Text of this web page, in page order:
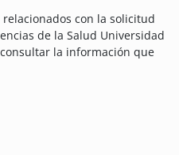
con la solicitud
de la Salud Universidad
la información que